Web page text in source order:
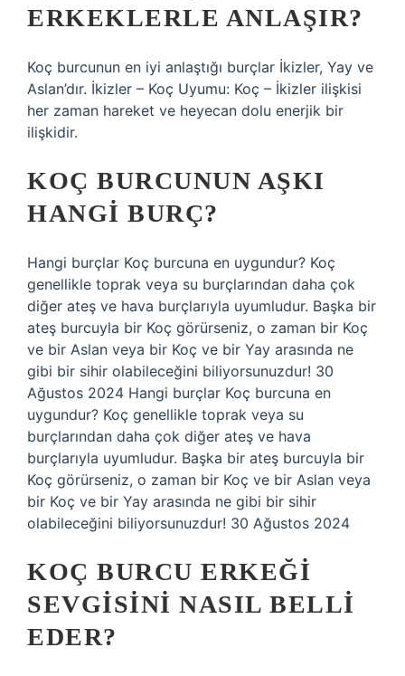
ERKEKLERLE ANLAŞIR?
Koç burcunun en iyi anlaştığı burçlar İkizler, Yay ve
Aslan’dır. İkizler – Koç Uyumu: Koç – İkizler ilişkisi
her zaman hareket ve heyecan dolu enerjik bir
ilişkidir.
KOÇ BURCUNUN AŞKI
HANGI BURÇ?
Hangi burçlar Koç burcuna en uygundur? Koç
genellikle toprak veya su burçlarından daha çok
diğer ateş ve hava burçlarıyla uyumludur. Başka bir
ateş burcuyla bir Koç görürseniz, o zaman bir Koç
ve bir Aslan veya bir Koç ve bir Yay arasında ne
gibi bir sihir olabileceğini biliyorsunuzdur! 30
Ağustos 2024 Hangi burçlar Koç burcuna en
uygundur? Koç genellikle toprak veya su
burçlarından daha çok diğer ateş ve hava
burçlarıyla uyumludur. Başka bir ateş burcuyla bir
Koç görürseniz, o zaman bir Koç ve bir Aslan veya
bir Koç ve bir Yay arasında ne gibi bir sihir
olabileceğini biliyorsunuzdur! 30 Ağustos 2024
KOÇ BURCU ERKEĞI
SEVGISINI NASIL BELLI
EDER?